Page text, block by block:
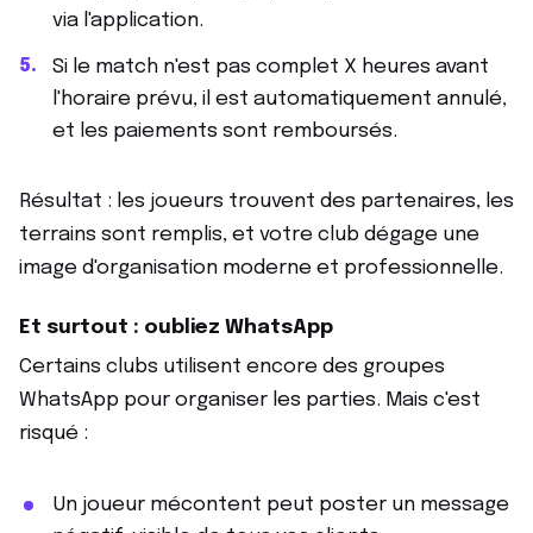
via l'application.
Si le match n'est pas complet X heures avant
l'horaire prévu, il est automatiquement annulé,
et les paiements sont remboursés.
Résultat : les joueurs trouvent des partenaires, les
terrains sont remplis, et votre club dégage une
image d'organisation moderne et professionnelle.
Et surtout : oubliez WhatsApp
Certains clubs utilisent encore des groupes
WhatsApp pour organiser les parties. Mais c'est
risqué :
Un joueur mécontent peut poster un message